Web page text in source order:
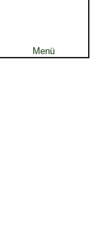
Menü